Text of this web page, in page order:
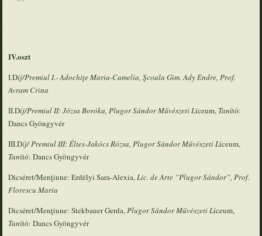
IV.oszt
I.Díj/Premiul I.- Adochiţe Maria-Camelia, Şcoala Gim. Ady Endre,Prof.
Avram Crina
II.Díj/Premiul II: Józsa Boróka,Plugor Sándor Művészeti Líceum, Tanító:
Dancs Gyöngyvér
III.Díj/ Premiul III: Éltes-Jakócs Rózsa, Plugor Sándor Művészeti Líceum,
Tanító: Dancs Gyöngyvér
Dicséret/Menţiune: Erdélyi Sara-Alexia,Lic.de Arte ”Plugor Sándor”, Prof.
Florescu Maria
Dicséret/Menţiune: Stekbauer Gerda,Plugor Sándor Művészeti Líceum,
Tanító: Dancs Gyöngyvér